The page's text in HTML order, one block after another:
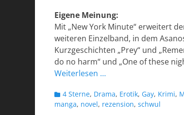
Eigene Meinung:
Mit „New York Minute“ erweitert
weiteren Einzelband, in dem
Kurzgeschichten „Prey“ und
do no harm“ und „One of these
Weiterlesen …
Kategorien
4 Sterne, Drama, Erotik, Gay, Krimi,
manga, novel, rezension, schwul